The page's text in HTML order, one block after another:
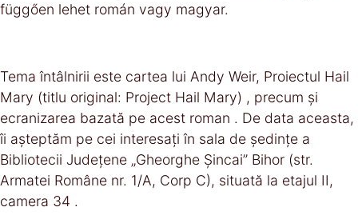
függően lehet román vagy magyar.
Tema întâlnirii este cartea lui Andy Weir, Proiectul Hail
Mary (titlu original: Project Hail Mary) , precum și
ecranizarea bazată pe acest roman . De data aceasta,
îi așteptăm pe cei interesați în sala de ședințe a
Bibliotecii Județene „Gheorghe Șincai” Bihor (str.
Armatei Române nr. 1/A, Corp C), situată la etajul II,
camera 34 .